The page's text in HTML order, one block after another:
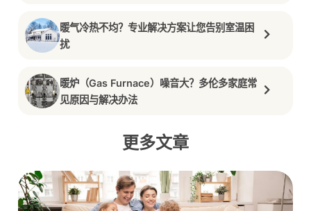
暖气冷热不均？专业解决方案让您告别室温困
扰
暖炉（Gas Furnace）噪音大？多伦多家庭常
见原因与解决办法
更多文章